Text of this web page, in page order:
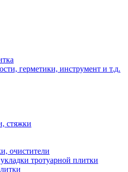
герметики, инструмент и т.д.
стяжки
очистители
тротуарной плитки